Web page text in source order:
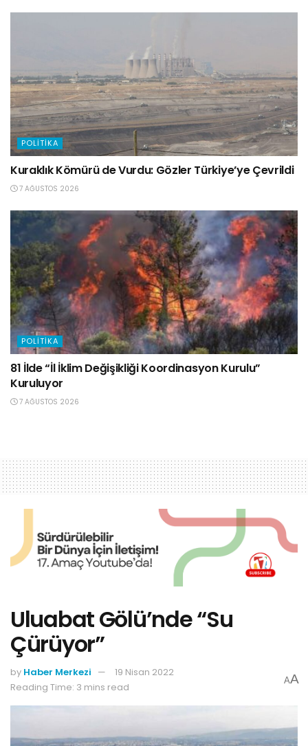
POLITIKA
Kuraklık Kömürü de Vurdu: Gözler Türkiye’ye Çevrildi
7 AĞUSTOS 2026
POLITIKA
81 İlde “İl İklim Değişikliği Koordinasyon Kurulu”
Kuruluyor
7 AĞUSTOS 2026
Uluabat Gölü’nde “Su
Çürüyor”
by Haber Merkezi
19 Nisan 2022
Reading Time: 3 mins read
AA